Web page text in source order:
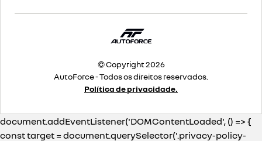
© Copyright 2026
AutoForce - Todos os direitos reservados.
Política de privacidade.
document.addEventListener('DOMContentLoaded', () => {
const target = document.querySelector('.privacy-policy-